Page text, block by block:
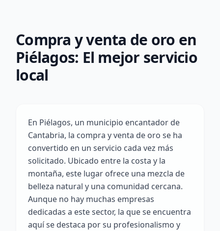
Compra y venta de oro en
Piélagos: El mejor servicio
local
En Piélagos, un municipio encantador de
Cantabria, la compra y venta de oro se ha
convertido en un servicio cada vez más
solicitado. Ubicado entre la costa y la
montaña, este lugar ofrece una mezcla de
belleza natural y una comunidad cercana.
Aunque no hay muchas empresas
dedicadas a este sector, la que se encuentra
aquí se destaca por su profesionalismo y